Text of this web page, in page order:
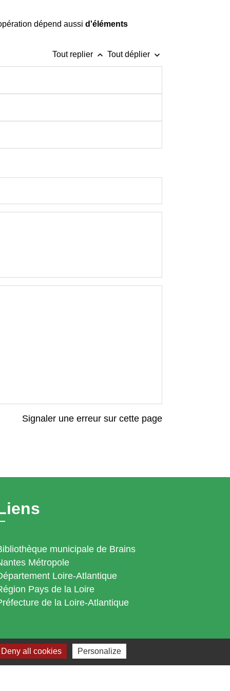
dépend aussi d'éléments
Tout replier keyboard_arrow_up Tout déplier keyboard_arrow_down
Signaler une erreur sur cette page
municipale de Brains
Métropole
Loire-Atlantique
Pays de la Loire
de la Loire-Atlantique
all cookies Personalize